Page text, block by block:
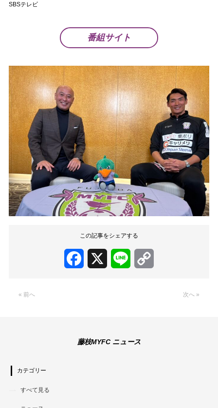
SBSテレビ
番組サイト
この記事をシェアする
Facebook Line
« 前へ 次へ »
藤枝MYFC ニュース
カテゴリー
すべて見る